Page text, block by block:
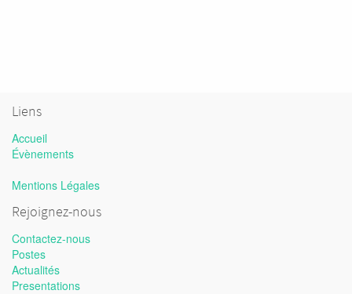
Liens
Accueil
Évènements
Mentions Légales
Rejoignez-nous
Contactez-nous
Postes
Actualités
Presentations